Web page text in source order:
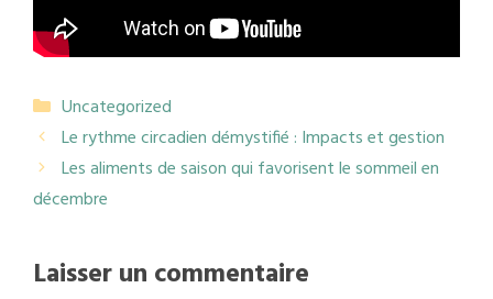
Catégories
Uncategorized
Le rythme circadien démystifié : Impacts et gestion
Les aliments de saison qui favorisent le sommeil en
décembre
Laisser un commentaire